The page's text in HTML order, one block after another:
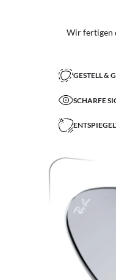
Wir fertigen
GESTELL &
SCHARFE